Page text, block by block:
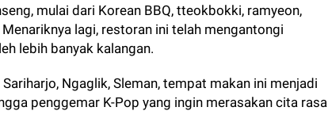
mulai dari Korean BBQ, tteokbokki, ramyeon,
lagi, restoran ini telah mengantongi
lebih banyak kalangan.
Ngaglik, Sleman, tempat makan ini menjadi
penggemar K-Pop yang ingin merasakan cita rasa